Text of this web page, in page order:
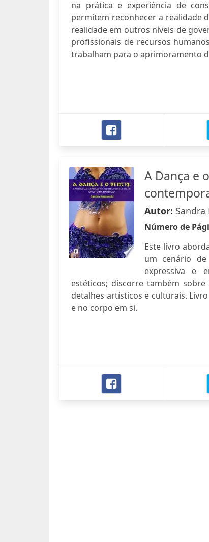
na prática e experiência de
permitem reconhecer a realidade
realidade em outros níveis de
profissionais de recursos
trabalham para o aprimoramento
A Dança e
Autor: Sandra
Número de
Este livro
um cenário
expressiva e
estéticos; discorre também
detalhes artísticos e culturais.
e no corpo em si.